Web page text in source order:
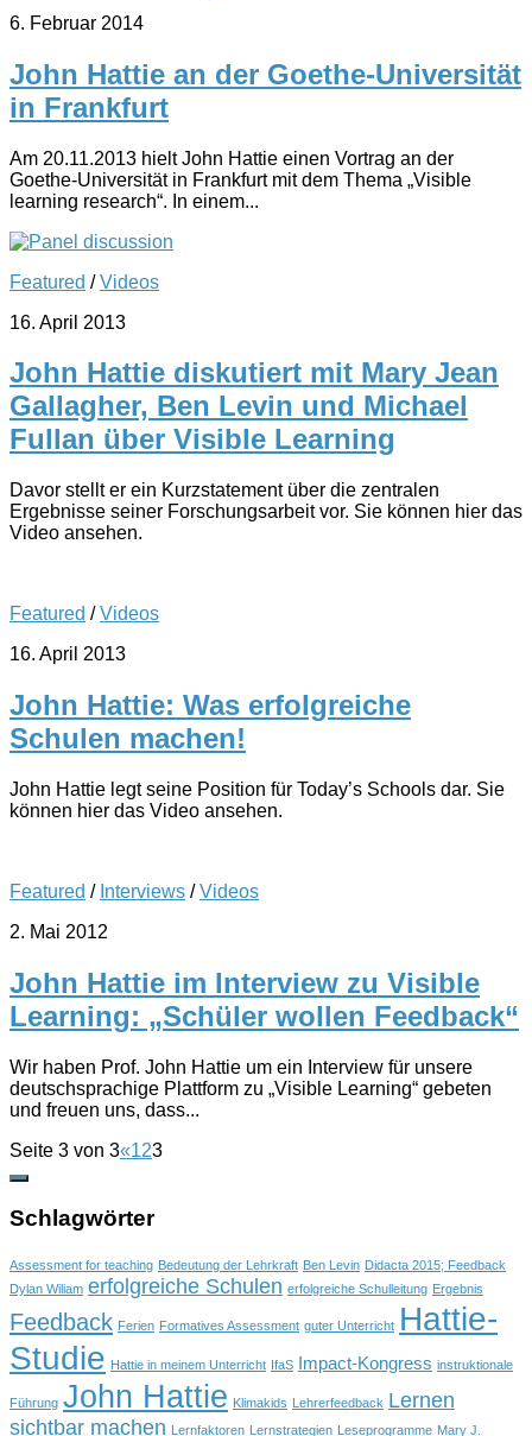
6. Februar 2014
John Hattie an der Goethe-Universität
in Frankfurt
Am 20.11.2013 hielt John Hattie einen Vortrag an der
Goethe-Universität in Frankfurt mit dem Thema „Visible
learning research“. In einem...
Featured /Videos
16. April 2013
John Hattie diskutiert mit Mary Jean
Gallagher, Ben Levin und Michael
Fullan über Visible Learning
Davor stellt er ein Kurzstatement über die zentralen
Ergebnisse seiner Forschungsarbeit vor. Sie können hier das
Video ansehen.
Featured /Videos
16. April 2013
John Hattie: Was erfolgreiche
Schulen machen!
John Hattie legt seine Position für Today’s Schools dar. Sie
können hier das Video ansehen.
Featured / Interviews /Videos
2. Mai 2012
John Hattie im Interview zu Visible
Learning: „Schüler wollen Feedback“
Wir haben Prof. John Hattie um ein Interview für unsere
deutschsprachige Plattform zu „Visible Learning“ gebeten
und freuen uns, dass...
Seite 3 von 3«123
Schlagwörter
Assessment for teaching Bedeutung der Lehrkraft Ben Levin Didacta 2015; Feedback
Dylan Wiliam erfolgreiche Schulen erfolgreiche Schulleitung Ergebnis
Feedback Ferien Formatives Assessment guter Unterricht Hattie-
Studie Hattie in meinem Unterricht IfaS Impact-Kongress instruktionale
Führung John Hattie Klimakids Lehrerfeedback Lernen
sichtbar machen
Lernfaktoren Lernstrategien Leseprogramme Mary J.